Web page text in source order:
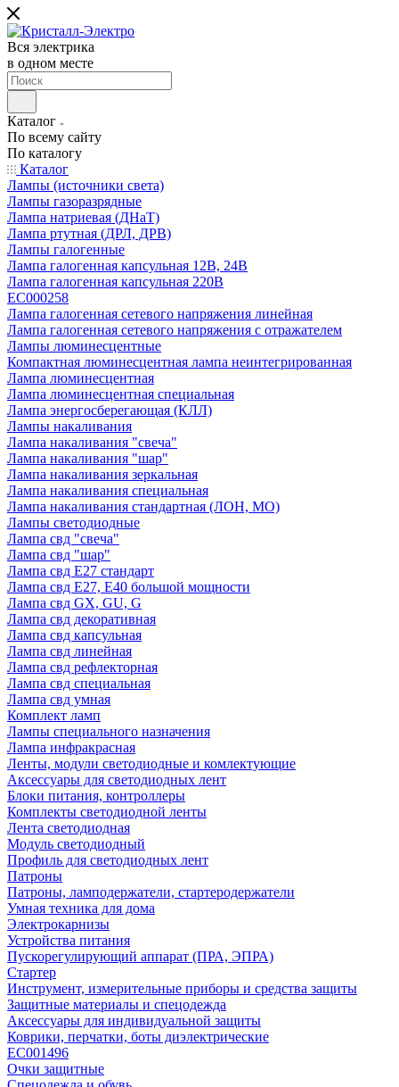
Вся электрика
в одном месте
Каталог
По всему сайту
По каталогу
Каталог
Лампы (источники света)
Лампы газоразрядные
Лампа натриевая (ДНаТ)
Лампа ртутная (ДРЛ, ДРВ)
Лампы галогенные
Лампа галогенная капсульная 12В, 24В
Лампа галогенная капсульная 220В
EC000258
Лампа галогенная сетевого напряжения линейная
Лампа галогенная сетевого напряжения с отражателем
Лампы люминесцентные
Компактная люминесцентная лампа неинтегрированная
Лампа люминесцентная
Лампа люминесцентная специальная
Лампа энергосберегающая (КЛЛ)
Лампы накаливания
Лампа накаливания "свеча"
Лампа накаливания "шар"
Лампа накаливания зеркальная
Лампа накаливания специальная
Лампа накаливания стандартная (ЛОН, МО)
Лампы светодиодные
Лампа свд "свеча"
Лампа свд "шар"
Лампа свд E27 стандарт
Лампа свд E27, Е40 большой мощности
Лампа свд GX, GU, G
Лампа свд декоративная
Лампа свд капсульная
Лампа свд линейная
Лампа свд рефлекторная
Лампа свд специальная
Лампа свд умная
Комплект ламп
Лампы специального назначения
Лампа инфракрасная
Ленты, модули светодиодные и комлектующие
Аксессуары для светодиодных лент
Блоки питания, контроллеры
Комплекты светодиодной ленты
Лента светодиодная
Модуль светодиодный
Профиль для светодиодных лент
Патроны
Патроны, ламподержатели, стартеродержатели
Умная техника для дома
Электрокарнизы
Устройства питания
Пускорегулирующий аппарат (ПРА, ЭПРА)
Стартер
Инструмент, измерительные приборы и средства защиты
Защитные материалы и спецодежда
Аксессуары для индивидуальной защиты
Коврики, перчатки, боты диэлектрические
EC001496
Очки защитные